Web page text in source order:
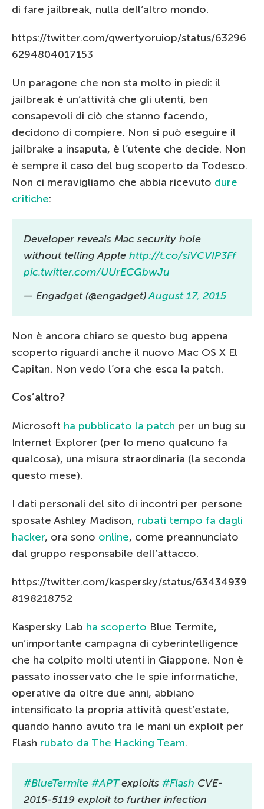
di fare jailbreak, nulla dell’altro mondo.
https://twitter.com/qwertyoruiop/status/63296
6294804017153
Un paragone che non sta molto in piedi: il
jailbreak è un’attività che gli utenti, ben
consapevoli di ciò che stanno facendo,
decidono di compiere. Non si può eseguire il
jailbrake a insaputa, è l’utente che decide. Non
è sempre il caso del bug scoperto da Todesco.
Non ci meravigliamo che abbia ricevuto dure
critiche:
Developer reveals Mac security hole
without telling Apple http://t.co/siVCVIP3Ff
pic.twitter.com/UUrECGbwJu
— Engadget (@engadget)August 17, 2015
Non è ancora chiaro se questo bug appena
scoperto riguardi anche il nuovo Mac OS X El
Capitan. Non vedo l’ora che esca la patch.
Cos’altro?
Microsoft ha pubblicato la patch per un bug su
Internet Explorer (per lo meno qualcuno fa
qualcosa), una misura straordinaria (la seconda
questo mese).
I dati personali del sito di incontri per persone
sposate Ashley Madison, rubati tempo fa dagli
hacker, ora sono online, come preannunciato
dal gruppo responsabile dell’attacco.
https://twitter.com/kaspersky/status/63434939
8198218752
Kaspersky Lab ha scoperto Blue Termite,
un’importante campagna di cyberintelligence
che ha colpito molti utenti in Giappone. Non è
passato inosservato che le spie informatiche,
operative da oltre due anni, abbiano
intensificato la propria attività quest’estate,
quando hanno avuto tra le mani un exploit per
Flash rubato da The Hacking Team.
#BlueTermite #APTexploits #Flash CVE-
2015-5119 exploit to further infection